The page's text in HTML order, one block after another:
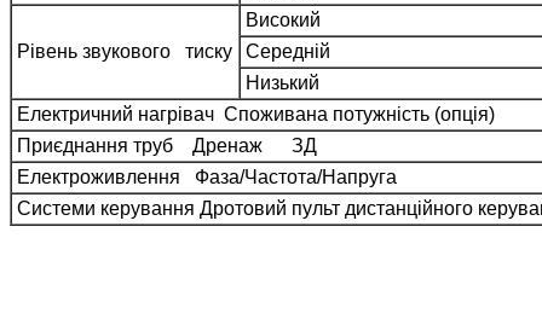
Рівень звукового тиску
Високий
Середній
Низький
Електричний нагрівач Споживана потужність (опція)
Приєднання труб Дренаж ЗД
Електроживлення Фаза/Частота/Напруга
Системи керування Дротовий пульт дистанційного